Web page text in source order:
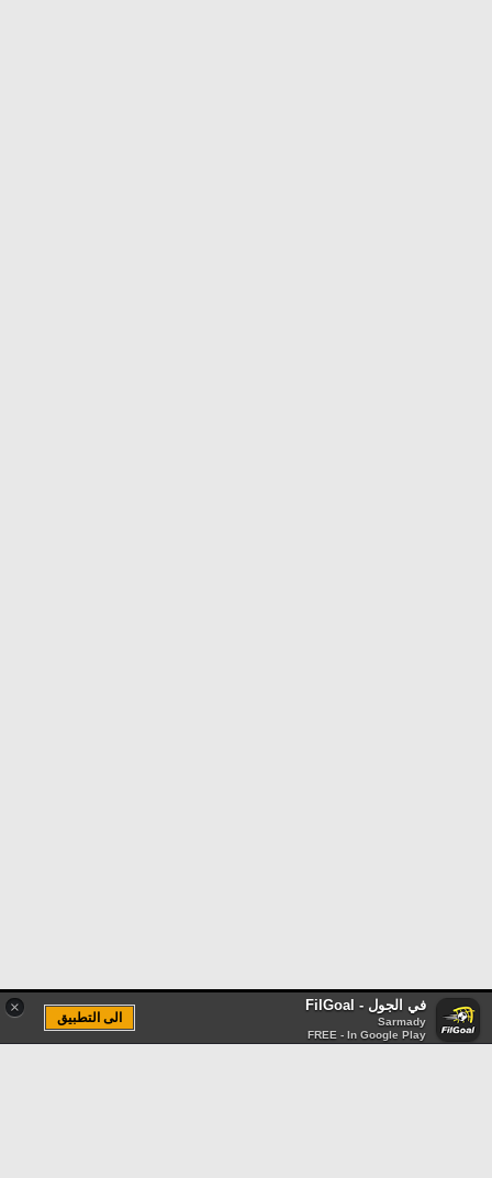
× في الجول - FilGoal
Sarmady
FREE - In Google Play
الى التطبيق